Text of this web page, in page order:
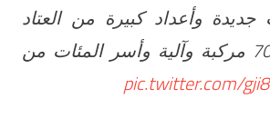
وأعداد كبيرة من العتاد
بلغت أكثر من 70 مركبة وآلية وأسر المئات من
pic.twitter.com/